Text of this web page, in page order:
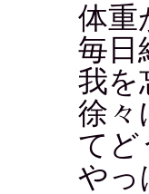
体重
毎日
我を
徐々
てど
やっ